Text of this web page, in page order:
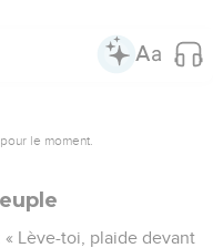
: il n'y a pas de